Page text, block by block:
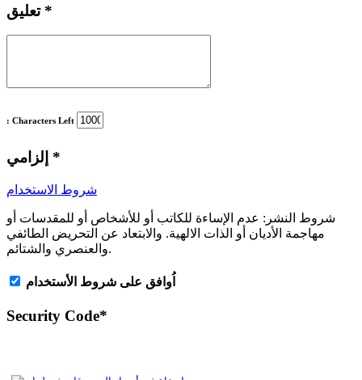
تعليق *
: Characters Left
*
شروط الاستخدام
شروط النشر: عدم الإساءة للكاتب أو للأشخاص أو للمقدسات أو
مهاجمة الأديان أو الذات الالهية. والابتعاد عن التحريض الطائفي
والعنصري والشتائم.
اُوافق على شروط الأستخدام
Security Code*